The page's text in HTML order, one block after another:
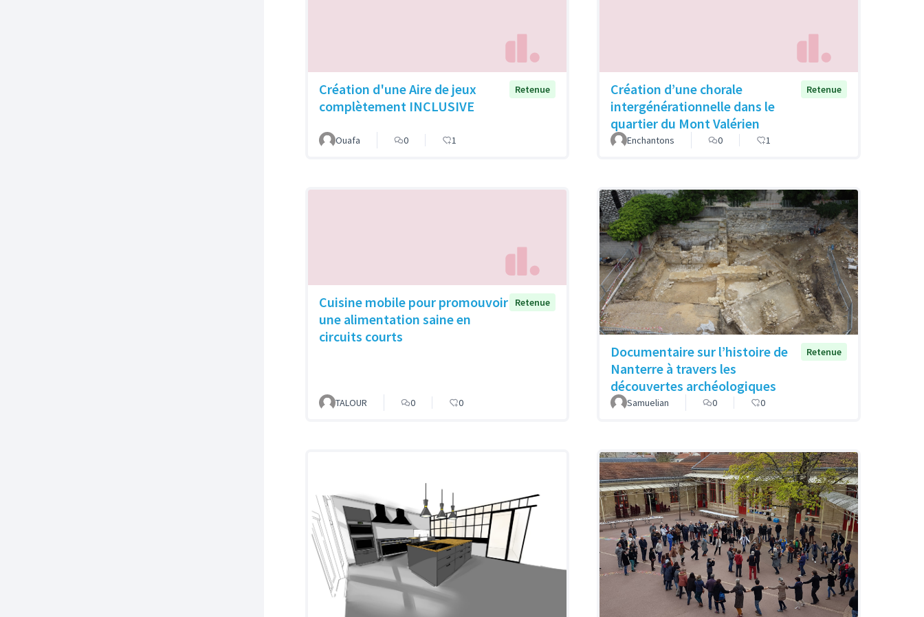
Création d'une Aire de jeux
complètement INCLUSIVE
Retenue
Ouafa 0 1
Création d’une chorale
intergénérationnelle dans le
quartier du Mont Valérien
Retenue
Enchantons 0 1
Cuisine mobile pour promouvoir
une alimentation saine en
circuits courts
Retenue
TALOUR 0 0
Documentaire sur l’histoire de
Nanterre à travers les
découvertes archéologiques
Retenue
Samuelian 0 0